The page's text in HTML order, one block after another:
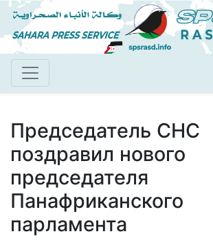
Перейти
к
основному
Председатель СНС
поздравил нового
председателя
Панафриканского
парламента